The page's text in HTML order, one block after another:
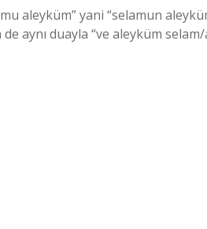
aleyküm” yani “selamun
aynı duayla “ve aleyküm selam/